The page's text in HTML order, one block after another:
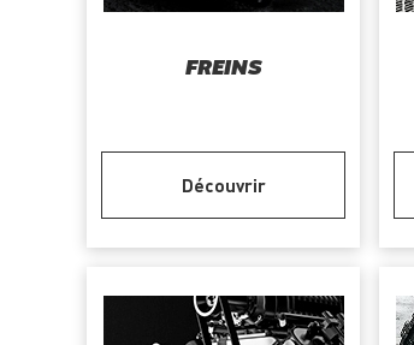
FREINS
Découvrir